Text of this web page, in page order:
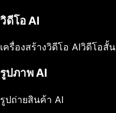
วิดีโอ AI
เครื่องสร้างวิดีโอ AIวิดีโอสั้
รูปภาพ AI
รูปถ่ายสินค้า AI